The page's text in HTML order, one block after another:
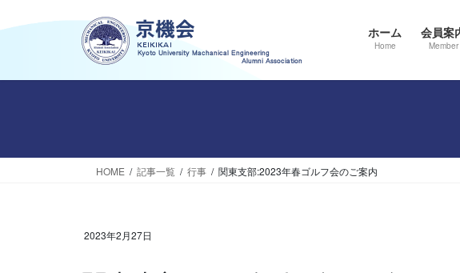
ン
ツ
ッ
ビ
シ
移
ホーム
Home
会員案
Member
HOME 記事一覧 行事 関東支部:2023年春ゴルフ会のご案内
2023年2月27日